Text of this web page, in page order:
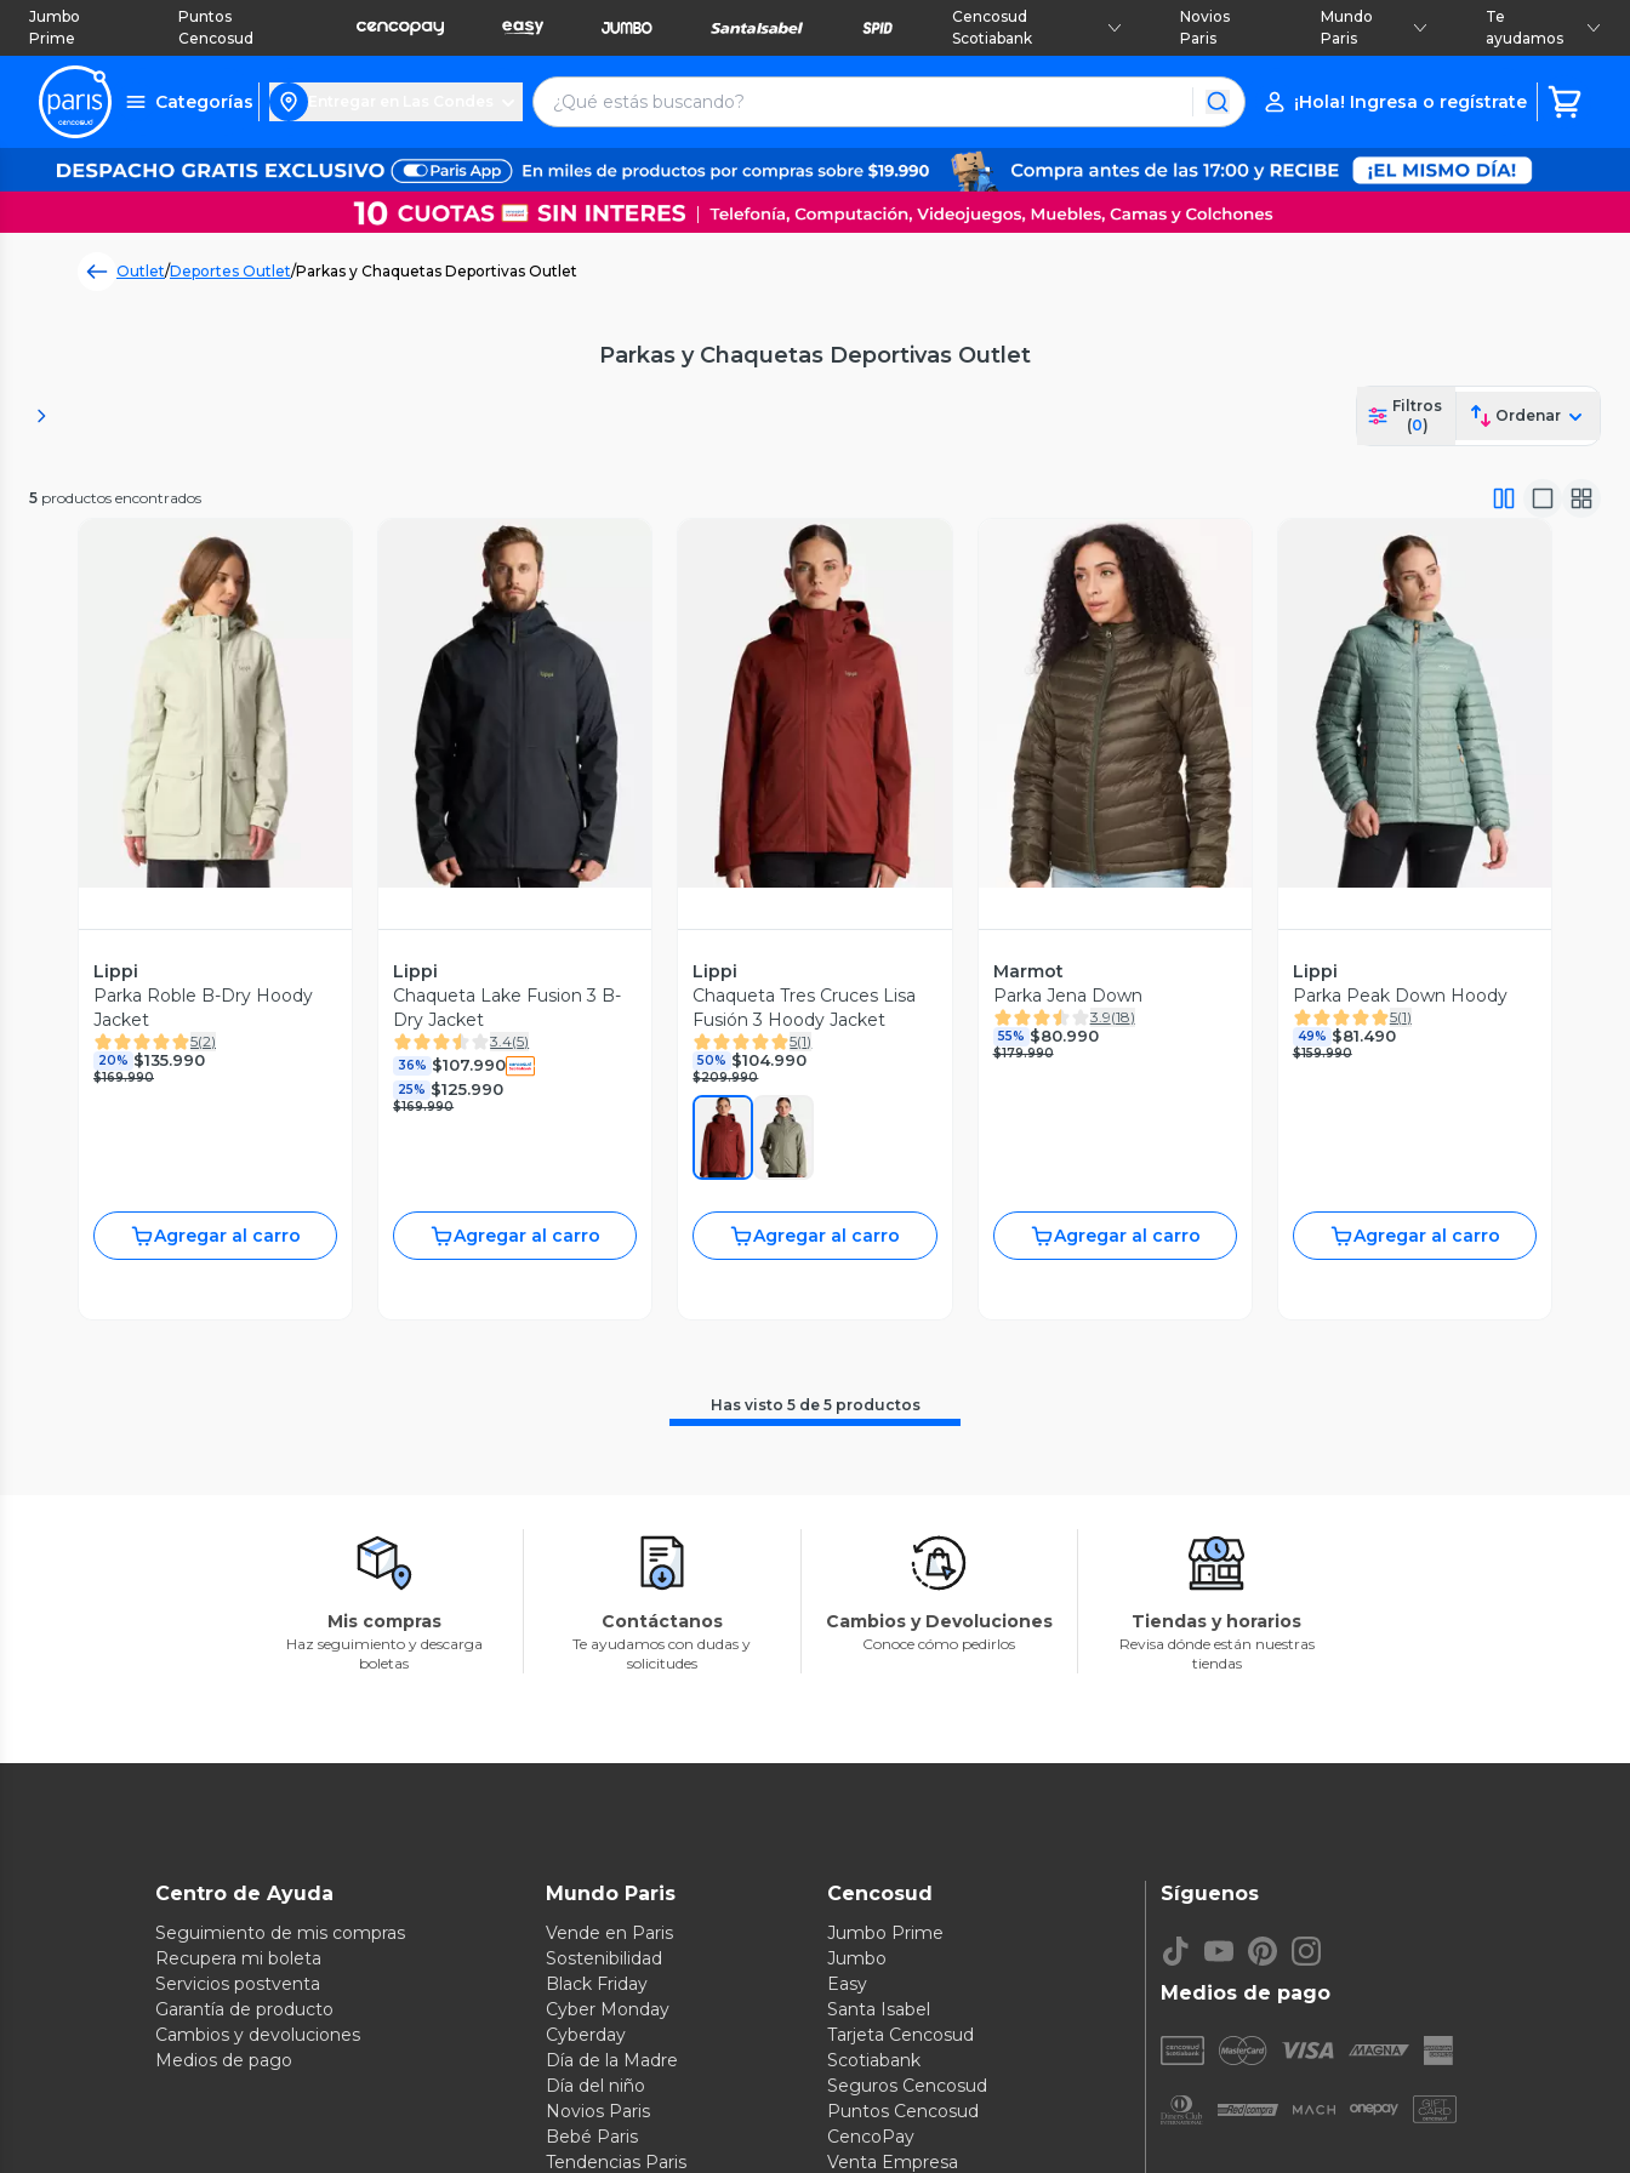
Jumbo
Prime
Puntos
Cencosud
Cencosud
Scotiabank
Novios
Paris
Mundo
Paris
Te
ayudamos
Categorías ¡Hola! Ingresa o regístrate
Outlet/Deportes Outlet/Parkas y Chaquetas Deportivas Outlet
Parkas y Chaquetas Deportivas Outlet
Filtros
(0)
Ordenar
5 productos encontrados
Vista Previa
Lippi
Parka Roble B-Dry Hoody
Jacket
5(2)
20% $135.990
$169.990
Agregar al carro
Vista Previa
Lippi
Chaqueta Lake Fusion 3 B-
Dry Jacket
3.4(5)
36% $107.990
25% $125.990
$169.990
Agregar al carro
Vista Previa
Lippi
Chaqueta Tres Cruces Lisa
Fusión 3 Hoody Jacket
5(1)
50% $104.990
$209.990
Agregar al carro
Vista Previa
Marmot
Parka Jena Down
3.9(18)
55% $80.990
$179.990
Agregar al carro
Vista Previa
Lippi
Parka Peak Down Hoody
5(1)
49% $81.490
$159.990
Agregar al carro
Has visto 5de 5 productos
Mis compras
Haz seguimiento y descarga
boletas
Contáctanos
Te ayudamos con dudas y
solicitudes
Cambios y Devoluciones
Conoce cómo pedirlos
Tiendas y horarios
Revisa dónde están nuestras
tiendas
Centro de Ayuda
Seguimiento de mis compras
Recupera mi boleta
Servicios postventa
Garantía de producto
Cambios y devoluciones
Medios de pago
Mundo Paris
Vende en Paris
Sostenibilidad
Black Friday
Cyber Monday
Cyberday
Día de la Madre
Día del niño
Novios Paris
Bebé Paris
Tendencias Paris
Cencosud
Jumbo Prime
Jumbo
Easy
Santa Isabel
Tarjeta Cencosud
Scotiabank
Seguros Cencosud
Puntos Cencosud
CencoPay
Venta Empresa
Medios de pago
Síguenos